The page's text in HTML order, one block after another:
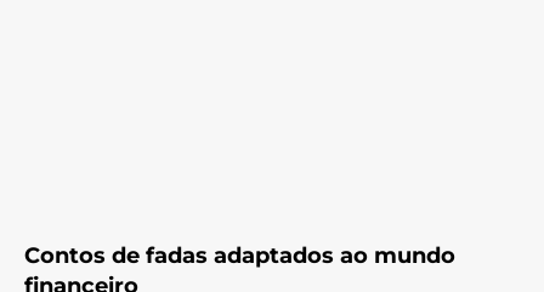
Contos de fadas adaptados ao mundo
financeiro